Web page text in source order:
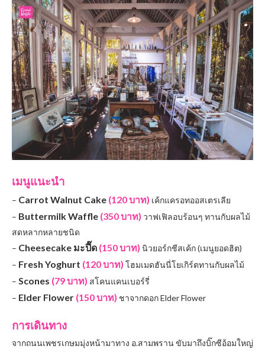
เมนูแนะนำ
– Carrot Walnut Cake (120 บาท) เค้กแครอทออสเตรเลีย
– Buttermilk Waffle (350 บาท) วาฟเฟิลอบร้อนๆ ทานกับผลไม้
สดหลากหลายชนิด
– Cheesecake มะปี๊ด (150 บาท) นิวยอร์กชีสเค้ก (เมนูยอดฮิต)
– Fresh Yoghurt (120 บาท) โฮมเมดฮันนี่โยเกิร์ตทานกับผลไม้
– Scones (79 บาท) สโคนแคนเบอร์รี่
– Elder Flower (150 บาท) ชาจากดอก Elder Flower
การเดินทาง
จากถนนเพชรเกษมมุ่งหน้ามาทาง อ.สามพราน ขับมาถึงบิ๊กซีอ้อมใหญ่